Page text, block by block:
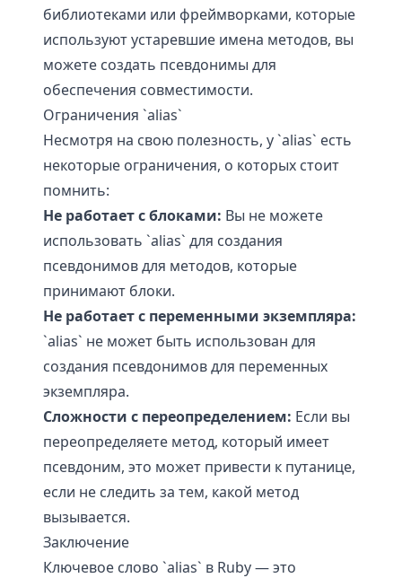
библиотеками или фреймворками, которые
используют устаревшие имена методов, вы
можете создать псевдонимы для
обеспечения совместимости.
Ограничения `alias`
Несмотря на свою полезность, у `alias` есть
некоторые ограничения, о которых стоит
помнить:
Не работает с блоками: Вы не можете
использовать `alias` для создания
псевдонимов для методов, которые
принимают блоки.
Не работает с переменными экземпляра:
`alias` не может быть использован для
создания псевдонимов для переменных
экземпляра.
Сложности с переопределением: Если вы
переопределяете метод, который имеет
псевдоним, это может привести к путанице,
если не следить за тем, какой метод
вызывается.
Заключение
Ключевое слово `alias` в Ruby — это